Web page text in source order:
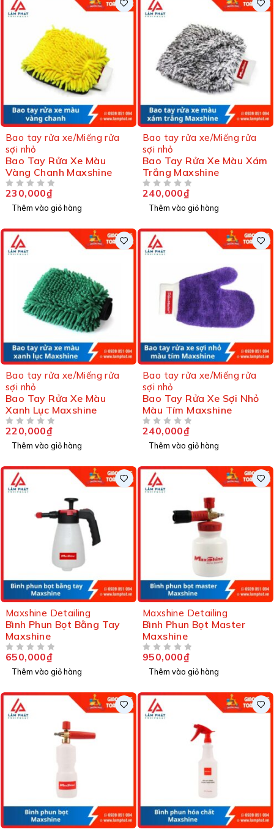
Bao tay rửa xe/Miếng rửa
sợi nhỏ
Bao Tay Rửa Xe Màu
Vàng Chanh Maxshine
230,000₫
Thêm vào giỏ hàng
Bao tay rửa xe/Miếng rửa
sợi nhỏ
Bao Tay Rửa Xe Màu Xám
Trắng Maxshine
240,000₫
Thêm vào giỏ hàng
Bao tay rửa xe/Miếng rửa
sợi nhỏ
Bao Tay Rửa Xe Màu
Xanh Lục Maxshine
220,000₫
Thêm vào giỏ hàng
Bao tay rửa xe/Miếng rửa
sợi nhỏ
Bao Tay Rửa Xe Sợi Nhỏ
Màu Tím Maxshine
240,000₫
Thêm vào giỏ hàng
Maxshine Detailing
Bình Phun Bọt Bằng Tay
Maxshine
650,000₫
Thêm vào giỏ hàng
Maxshine Detailing
Bình Phun Bọt Master
Maxshine
950,000₫
Thêm vào giỏ hàng